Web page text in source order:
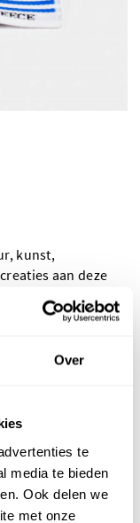
Over
te
media te bieden
Ook delen we
met onze
kunst,
aan deze
labels. De 'Made-In
vlag zijn uitermate
of als je om
en
In Greece'-labels
een naadtoeslag
kunt naaien.